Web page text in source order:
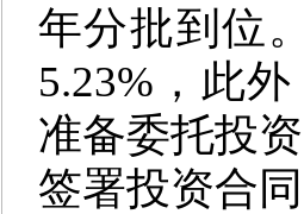
年分批到位
5.23%，此
准备委托投
签署投资合同